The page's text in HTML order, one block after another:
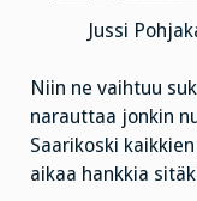
Jussi
Niin ne vaihtuu
narauttaa jonkin
Saarikoski
aikaa hankkia